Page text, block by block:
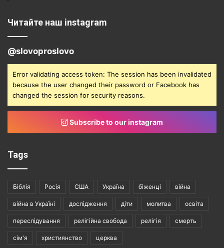
Читайте наш instagram
@slovoproslovo
Error validating access token: The session has been invalidated
because the user changed their password or Facebook has
changed the session for security reasons.
Subscribe to our instagram
Tags
Біблія Росія США Україна біженці війна
війна в Україні дослідження діти молитва освіта
переслідування релігійна свобода релігія смерть
сім'я християнство церква